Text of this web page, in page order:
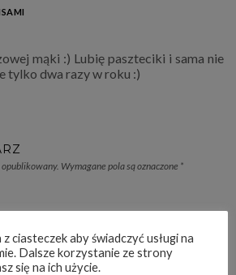
mąki :) Lubię paszteciki i sama nie
tylko dwa razy w roku :)
opublikowany. Wymagane pola są oznaczone *
ciasteczek aby świadczyć usługi na
Dalsze korzystanie ze strony
się na ich użycie.